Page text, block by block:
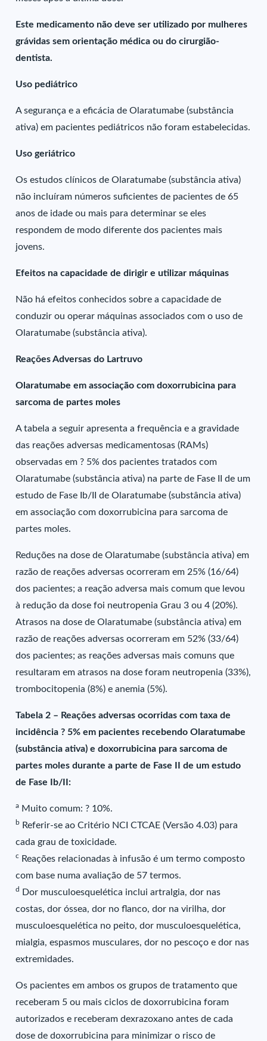
Este medicamento não deve ser utilizado por mulheres
grávidas sem orientação médica ou do cirurgião-
dentista.
Uso pediátrico
A segurança e a eficácia de Olaratumabe (substância
ativa) em pacientes pediátricos não foram estabelecidas.
Uso geriátrico
Os estudos clínicos de Olaratumabe (substância ativa)
não incluíram números suficientes de pacientes de 65
anos de idade ou mais para determinar se eles
respondem de modo diferente dos pacientes mais
jovens.
Efeitos na capacidade de dirigir e utilizar máquinas
Não há efeitos conhecidos sobre a capacidade de
conduzir ou operar máquinas associados com o uso de
Olaratumabe (substância ativa).
Reações Adversas do Lartruvo
Olaratumabe em associação com doxorrubicina para
sarcoma de partes moles
A tabela a seguir apresenta a frequência e a gravidade
das reações adversas medicamentosas (RAMs)
observadas em ? 5% dos pacientes tratados com
Olaratumabe (substância ativa) na parte de Fase II de um
estudo de Fase Ib/II de Olaratumabe (substância ativa)
em associação com doxorrubicina para sarcoma de
partes moles.
Reduções na dose de Olaratumabe (substância ativa) em
razão de reações adversas ocorreram em 25% (16/64)
dos pacientes; a reação adversa mais comum que levou
à redução da dose foi neutropenia Grau 3 ou 4 (20%).
Atrasos na dose de Olaratumabe (substância ativa) em
razão de reações adversas ocorreram em 52% (33/64)
dos pacientes; as reações adversas mais comuns que
resultaram em atrasos na dose foram neutropenia (33%),
trombocitopenia (8%) e anemia (5%).
Tabela 2 – Reações adversas ocorridas com taxa de
incidência ? 5% em pacientes recebendo Olaratumabe
(substância ativa) e doxorrubicina para sarcoma de
partes moles durante a parte de Fase II de um estudo
de Fase Ib/II:
a Muito comum: ? 10%.
b Referir-se ao Critério NCI CTCAE (Versão 4.03) para
cada grau de toxicidade.
c
Reações relacionadas à infusão é um termo composto
com base numa avaliação de 57 termos.
d
Dor musculoesquelética inclui artralgia, dor nas
costas, dor óssea, dor no flanco, dor na virilha, dor
musculoesquelética no peito, dor musculoesquelética,
mialgia, espasmos musculares, dor no pescoço e dor nas
extremidades.
Os pacientes em ambos os grupos de tratamento que
receberam 5 ou mais ciclos de doxorrubicina foram
autorizados e receberam dexrazoxano antes de cada
dose de doxorrubicina para minimizar o risco de